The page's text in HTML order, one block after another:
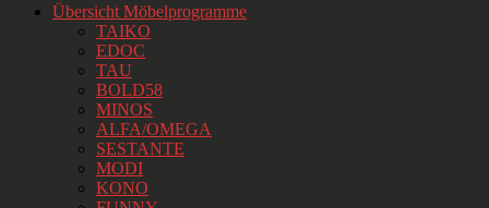
Übersicht Möbelprogramme
TAIKO
EDOC
TAU
BOLD58
MINOS
ALFA/OMEGA
SESTANTE
MODI
KONO